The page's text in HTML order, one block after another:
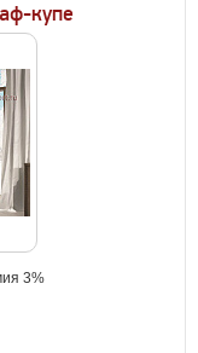
купе
3%